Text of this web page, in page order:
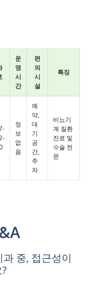
운
영
시
간
편
의
시
설
특징
정
보
없
음
예
약,
대
기
공
간,
주
차
비뇨기
계 질환
진료 및
수술 전
문
중, 접근성이